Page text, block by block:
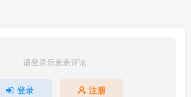
请登录后发表评论
登录 注册